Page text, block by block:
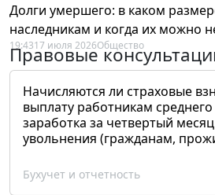
Долги умершего: в каком
наследникам и когда их можно
19:4317 июля 2026Общество
Правовые
Начисляются ли страховые
выплату работникам
заработка за четвертый
увольнения (гражданам,
Бухучет и отчетность